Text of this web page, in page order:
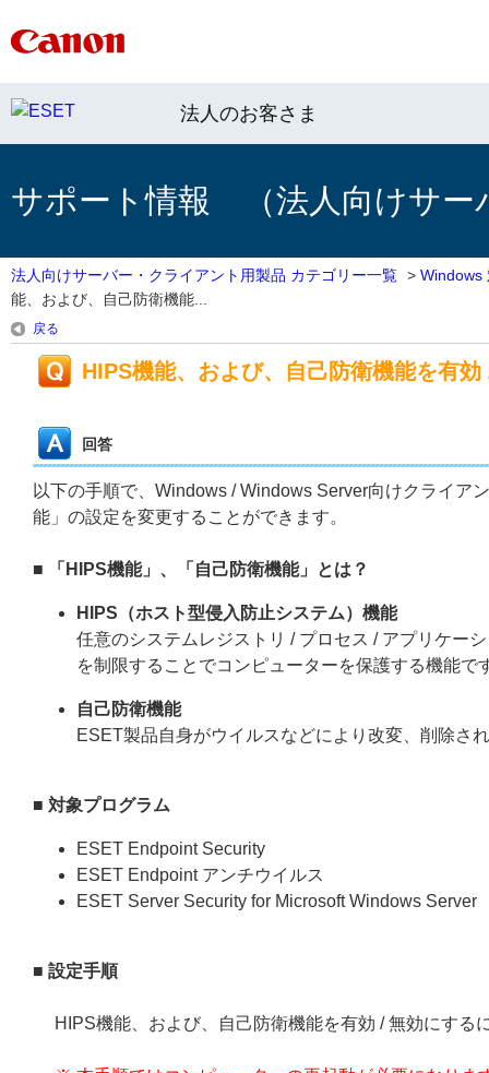
法人のお客さま
サポート情報 （法人向けサー
法人向けサーバー・クライアント用製品 カテゴリー一覧 > Windows
能、および、自己防衛機能...
戻る
HIPS機能、および、自己防衛機能を有
回答
以下の手順で、Windows / Windows Server向けクライア
能」の設定を変更することができます。
■ 「HIPS機能」、「自己防衛機能」とは？
HIPS（ホスト型侵入防止システム）機能
任意のシステムレジストリ / プロセス / アプリケー
を制限することでコンピューターを保護する機能で
自己防衛機能
ESET製品自身がウイルスなどにより改変、削除さ
■ 対象プログラム
ESET Endpoint Security
ESET Endpoint アンチウイルス
ESET Server Security for Microsoft Windows Server
■ 設定手順
HIPS機能、および、自己防衛機能を有効 / 無効にす